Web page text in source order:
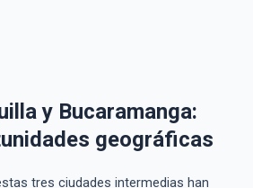
y Bucaramanga:
geográficas
tres ciudades intermedias han